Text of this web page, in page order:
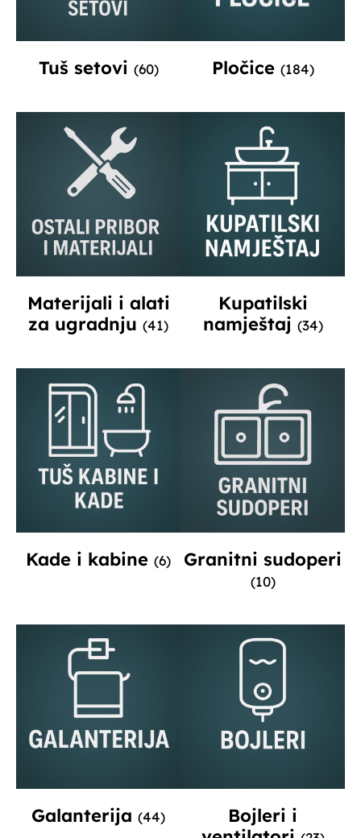
Tuš setovi (60) Pločice (184)
Materijali i alati
za ugradnju (41)
Kupatilski
namještaj (34)
Kade i kabine (6) Granitni sudoperi
(10)
Galanterija (44)
Bojleri i